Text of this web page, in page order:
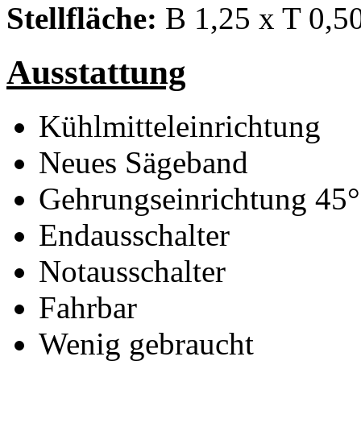
Stellfläche: B 1,25 x T
Ausstattung
Kühlmitteleinrichtung
Neues Sägeband
Gehrungseinrichtung 45°
Endausschalter
Notausschalter
Fahrbar
Wenig gebraucht